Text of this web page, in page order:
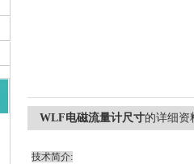
WLF电磁流量计尺寸的详细资
技术简介: